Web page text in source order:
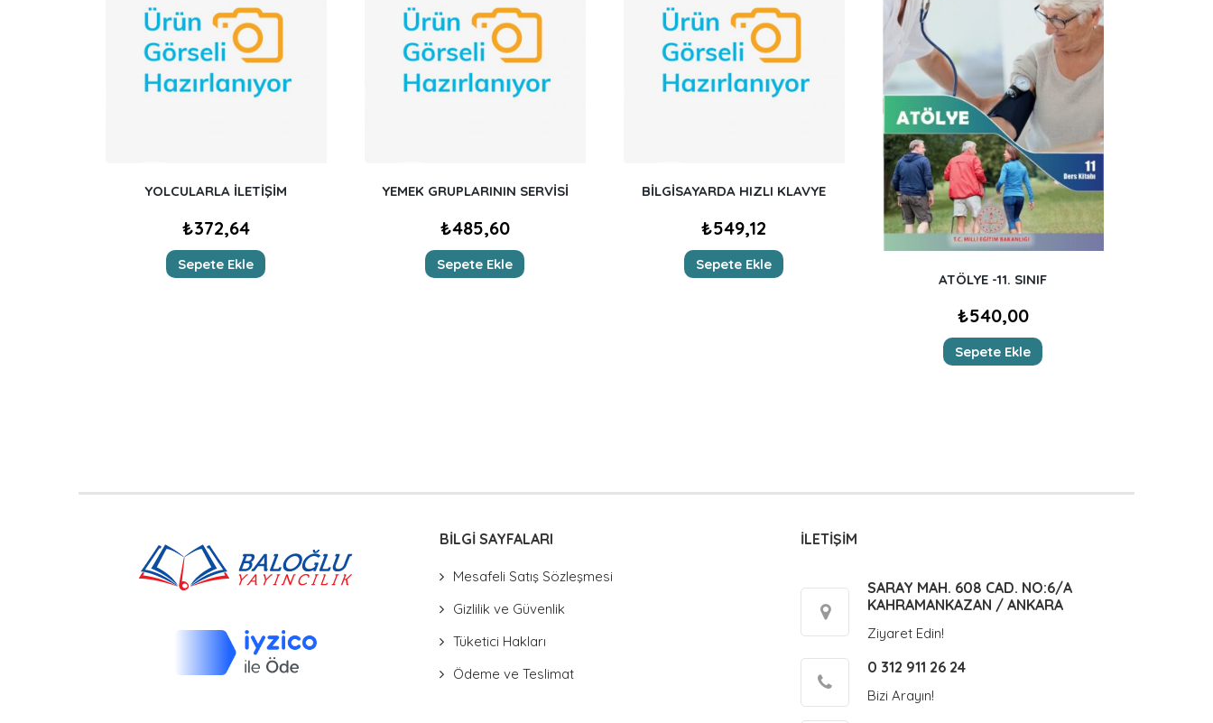
YOLCULARLA İLETİŞİM
₺372,64
Sepete Ekle
YEMEK GRUPLARININ SERVİSİ
₺485,60
Sepete Ekle
BİLGİSAYARDA HIZLI KLAVYE
₺549,12
Sepete Ekle
ATÖLYE -11. SINIF
₺540,00
Sepete Ekle
BİLGİ SAYFALARI
Mesafeli Satış Sözleşmesi
Gizlilik ve Güvenlik
Tüketici Hakları
Ödeme ve Teslimat
İLETİŞİM
SARAY MAH. 608 CAD. NO:6/A
KAHRAMANKAZAN / ANKARA
Ziyaret Edin!
0 312 911 26 24
Bizi Arayın!